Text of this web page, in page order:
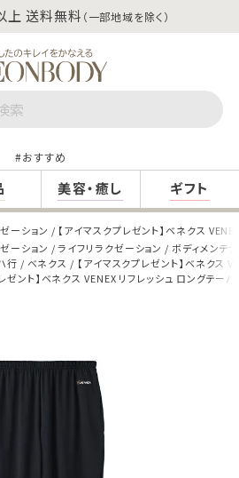
上 送料無料 （一部地域を除く）
おすすめ
美容・癒し ギフト
ーション
【アイマスクプレゼント】ベネクス
ーション ライフリラクゼーション
ボディメンテ
行 ベネクス
【アイマスクプレゼント】ベネクス
ゼント】ベネクス VENEX リフレッシュ ロングテー